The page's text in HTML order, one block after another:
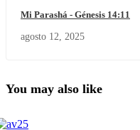
Mi Parashá - Génesis 14:11
agosto 12, 2025
You may also like